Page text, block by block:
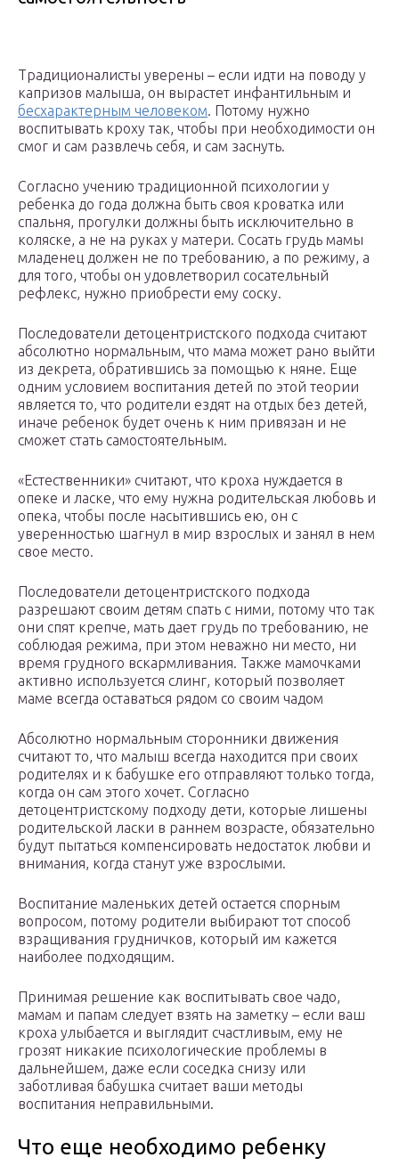
Традиционалисты уверены – если идти на поводу у
капризов малыша, он вырастет инфантильным и
бесхарактерным человеком. Потому нужно
воспитывать кроху так, чтобы при необходимости он
смог и сам развлечь себя, и сам заснуть.
Согласно учению традиционной психологии у
ребенка до года должна быть своя кроватка или
спальня, прогулки должны быть исключительно в
коляске, а не на руках у матери. Сосать грудь мамы
младенец должен не по требованию, а по режиму, а
для того, чтобы он удовлетворил сосательный
рефлекс, нужно приобрести ему соску.
Последователи детоцентристского подхода считают
абсолютно нормальным, что мама может рано выйти
из декрета, обратившись за помощью к няне. Еще
одним условием воспитания детей по этой теории
является то, что родители ездят на отдых без детей,
иначе ребенок будет очень к ним привязан и не
сможет стать самостоятельным.
«Естественники» считают, что кроха нуждается в
опеке и ласке, что ему нужна родительская любовь и
опека, чтобы после насытившись ею, он с
уверенностью шагнул в мир взрослых и занял в нем
свое место.
Последователи детоцентристского подхода
разрешают своим детям спать с ними, потому что так
они спят крепче, мать дает грудь по требованию, не
соблюдая режима, при этом неважно ни место, ни
время грудного вскармливания. Также мамочками
активно используется слинг, который позволяет
маме всегда оставаться рядом со своим чадом
Абсолютно нормальным сторонники движения
считают то, что малыш всегда находится при своих
родителях и к бабушке его отправляют только тогда,
когда он сам этого хочет. Согласно
детоцентристскому подходу дети, которые лишены
родительской ласки в раннем возрасте, обязательно
будут пытаться компенсировать недостаток любви и
внимания, когда станут уже взрослыми.
Воспитание маленьких детей остается спорным
вопросом, потому родители выбирают тот способ
взращивания грудничков, который им кажется
наиболее подходящим.
Принимая решение как воспитывать свое чадо,
мамам и папам следует взять на заметку – если ваш
кроха улыбается и выглядит счастливым, ему не
грозят никакие психологические проблемы в
дальнейшем, даже если соседка снизу или
заботливая бабушка считает ваши методы
воспитания неправильными.
Что еще необходимо ребенку